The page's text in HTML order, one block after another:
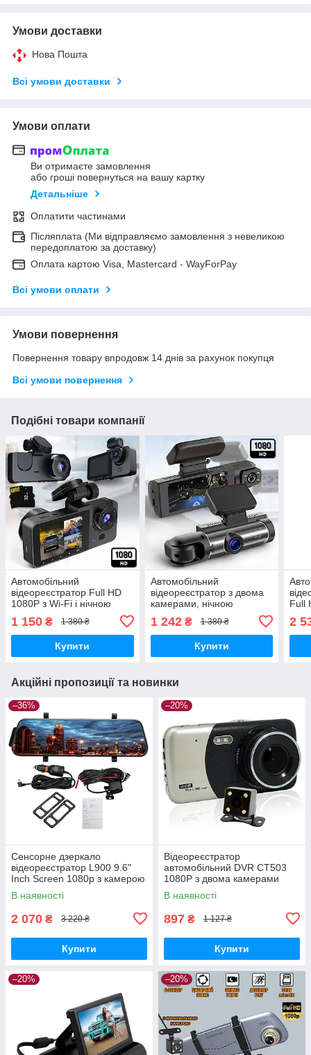
Умови доставки
Нова Пошта
Всі умови доставки
Умови оплати
Ви отримаєте замовлення
або гроші повернуться на вашу картку
Детальніше
Оплатити частинами
Післяплата (Ми відправляємо замовлення з невеликою
передоплатою за доставку)
Оплата картою Visa, Mastercard - WayForPay
Всі умови оплати
Умови повернення
Повернення товару впродовж 14 днів за рахунок покупця
Всі умови повернення
Подібні товари компанії
Автомобільний
відеореєстратор Full HD
1080P з Wi-Fi і нічною
1 150 ₴ 1 380 ₴
Купити
Автомобільний
відеореєстратор з двома
камерами, нічною
записом D8 1080P
1 242₴ 1 380 ₴
Купити
Full
2
Акційні пропозиції та новинки
–36%
Сенсорне дзеркало
відеореєстратор L900 9.6"
Inch Screen 1080р з камерою
заднього огляду
В наявності
2 070 ₴ 3 220 ₴
Купити
–20%
Відеореєстратор
автомобільний DVR CT503
1080P з двома камерами
В наявності
897 ₴ 1 127 ₴
Купити
–20% –20%